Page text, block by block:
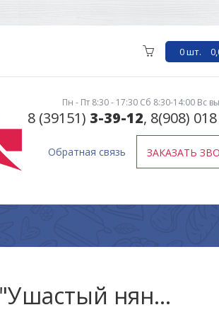
0 шт.
Пн - Пт 8:30 - 17:30 Сб 8:30-14:00 Вс
8 (39151) 3-39-12, 8(908)
ЗАКАЗАТЬ
Обратная связь
Стиральный порошок "Ушастый нянь" 2,4кг